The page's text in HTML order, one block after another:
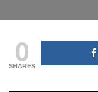
0
SHARES